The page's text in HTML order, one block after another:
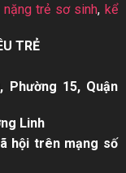
nặng trẻ sơ sinh,kể
TRẺ
Phường 15, Quận
Linh
hội trên mạng số